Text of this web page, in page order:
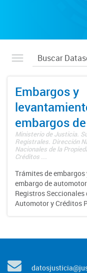
Embargos y
embargos
Ministerio de Justicia.
Registrales. Dirección
Nacionales de la
Créditos ...
Trámites de
embargo de
Registros Seccionales
Automotor y Créditos